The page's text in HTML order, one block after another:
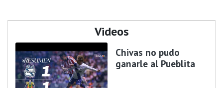
Videos
Chivas no pudo
ganarle al Pueblita